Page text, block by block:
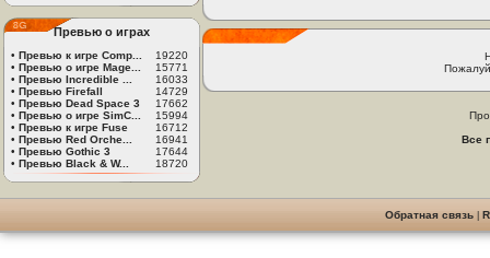
Превью о играх
• Превью к игре Comp...
19220
• Превью о игре Mage...
15771
• Превью Incredible ...
16033
• Превью Firefall
14729
• Превью Dead Space 3
17662
• Превью о игре SimC...
15994
• Превью к игре Fuse
16712
• Превью Red Orche...
16941
• Превью Gothic 3
17644
• Превью Black & W... 18720
Все
Обратная связь